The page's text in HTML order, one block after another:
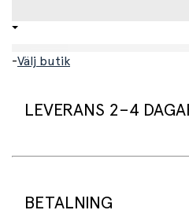
-Välj butik
LEVERANS 2–4
Standard leveranstid för varor
BETALNING